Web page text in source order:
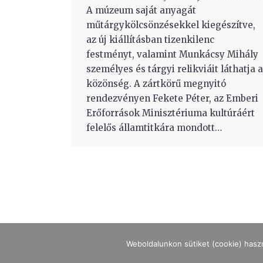
A múzeum saját anyagát
műtárgykölcsönzésekkel kiegészítve,
az új kiállításban tizenkilenc
festményt, valamint Munkácsy Mihály
személyes és tárgyi relikviáit láthatja a
közönség. A zártkörű megnyitó
rendezvényen Fekete Péter, az Emberi
Erőforrások Minisztériuma kultúráért
felelős államtitkára mondott…
Weboldalunkon sütiket (cookie)